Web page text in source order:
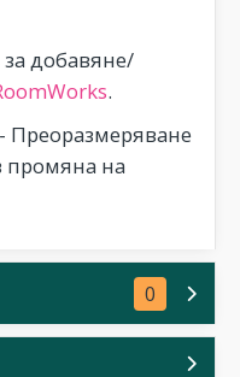
добавяне/
.
- Преоразмеряване
промяна на
0